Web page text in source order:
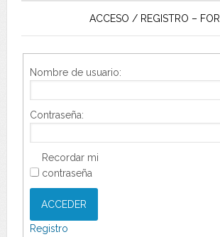
ACCESO / REGISTRO –
Nombre de usuario:
Contraseña:
Recordar mi
contraseña
ACCEDER
Registro